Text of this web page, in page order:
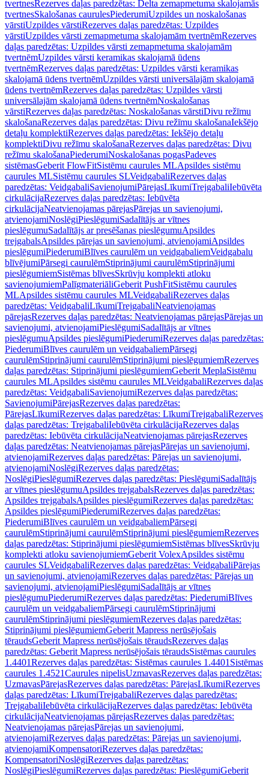
tvertnesRezerves daļas paredzētas: Delta zemapmetuma skalojamās
tvertnesSkalošanas caurulesPiederumiUzpildes un noskalošanas
vārstiUzpildes vārstiRezerves daļas paredzētas: Uzpildes
vārstiUzpildes vārsti zemapmetuma skalojamām tvertnēmRezerves
daļas paredzētas: Uzpildes vārsti zemapmetuma skalojamām
tvertnēmUzpildes vārsti keramikas skalojamā ūdens
tvertnēmRezerves daļas paredzētas: Uzpildes vārsti keramikas
skalojamā ūdens tvertnēmUzpildes vārsti universālajām skalojamā
ūdens tvertnēmRezerves daļas paredzētas: Uzpildes vārsti
universālajām skalojamā ūdens tvertnēmNoskalošanas
vārstiRezerves daļas paredzētas: Noskalošanas vārstiDivu režīmu
skalošanaRezerves daļas paredzētas: Divu režīmu skalošanaIekšējo
detaļu komplektiRezerves daļas paredzētas: Iekšējo detaļu
komplektiDivu režīmu skalošanaRezerves daļas paredzētas: Divu
režīmu skalošanaPiederumiNoskalošanas pogasPadeves
sistēmasGeberit FlowFitSistēmu caurules MLApsildes sistēmu
caurules MLSistēmu caurules SLVeidgabaliRezerves daļas
paredzētas: VeidgabaliSavienojumiPārejasLīkumiTrejgabaliIebūvēta
cirkulācijaRezerves daļas paredzētas: Iebūvēta
cirkulācijaNeatvienojamas pārejasPārejas un savienojumi,
atvienojamiNoslēgiPieslēgumiSadalītājs ar vītnes
pieslēgumuSadalītājs ar presēšanas pieslēgumuApsildes
trejgabalsApsildes pārejas un savienojumi, atvienojamiApsildes
pieslēgumiPiederumiBlīves caurulēm un veidgabaliemVeidgabalu
blīvējumiPārsegi caurulēmStiprinājumi caurulēmStiprinājumi
pieslēgumiemSistēmas blīvesSkrūvju komplekti atloku
savienojumiemPalīgmateriāliGeberit PushFitSistēmu caurules
MLApsildes sistēmu caurules MLVeidgabaliRezerves daļas
paredzētas: VeidgabaliLīkumiTrejgabaliNeatvienojamas
pārejasRezerves daļas paredzētas: Neatvienojamas pārejasPārejas un
savienojumi, atvienojamiPieslēgumiSadalītājs ar vītnes
pieslēgumuApsildes pieslēgumiPiederumiRezerves daļas paredzētas:
PiederumiBlīves caurulēm un veidgabaliemPārsegi
caurulēmStiprinājumi caurulēmStiprinājumi pieslēgumiemRezerves
daļas paredzētas: Stiprinājumi pieslēgumiemGeberit MeplaSistēmu
caurules MLApsildes sistēmu caurules MLVeidgabaliRezerves daļas
paredzētas: VeidgabaliSavienojumiRezerves daļas paredzētas:
SavienojumiPārejasRezerves daļas paredzētas:
PārejasLīkumiRezerves daļas paredzētas: LīkumiTrejgabaliRezerves
daļas paredzētas: TrejgabaliIebūvēta cirkulācijaRezerves daļas
paredzētas: Iebūvēta cirkulācijaNeatvienojamas pārejasRezerves
daļas paredzētas: Neatvienojamas pārejasPārejas un savienojumi,
atvienojamiRezerves daļas paredzētas: Pārejas un savienojumi,
atvienojamiNoslēgiRezerves daļas paredzētas:
NoslēgiPieslēgumiRezerves daļas paredzētas: PieslēgumiSadalītājs
ar vītnes pieslēgumuApsildes trejgabalsRezerves daļas paredzētas:
Apsildes trejgabalsApsildes pieslēgumiRezerves daļas paredzētas:
Apsildes pieslēgumiPiederumiRezerves daļas paredzētas:
PiederumiBlīves caurulēm un veidgabaliemPārsegi
caurulēmStiprinājumi caurulēmStiprinājumi pieslēgumiemRezerves
daļas paredzētas: Stiprinājumi pieslēgumiemSistēmas blīvesSkrūvju
komplekti atloku savienojumiemGeberit VolexApsildes sistēmu
caurules SLVeidgabaliRezerves daļas paredzētas: VeidgabaliPārejas
un savienojumi, atvienojamiRezerves daļas paredzētas: Pārejas un
savienojumi, atvienojamiPieslēgumiSadalītājs ar vītnes
pieslēgumuPiederumiRezerves daļas paredzētas: PiederumiBlīves
caurulēm un veidgabaliemPārsegi caurulēmStiprinājumi
caurulēmStiprinājumi pieslēgumiemRezerves daļas paredzētas:
Stiprinājumi pieslēgumiemGeberit Mapress nerūsējošais
tēraudsGeberit Mapress nerūsējošais tēraudsRezerves daļas
paredzētas: Geberit Mapress nerūsējošais tēraudsSistēmas caurules
1.4401Rezerves daļas paredzētas: Sistēmas caurules 1.4401 Sistēmas
caurules 1.4521Caurules nipelisUzmavasRezerves daļas paredzētas:
UzmavasPārejasRezerves daļas paredzētas: PārejasLīkumiRezerves
daļas paredzētas: LīkumiTrejgabaliRezerves daļas paredzētas:
TrejgabaliIebūvēta cirkulācijaRezerves daļas paredzētas: Iebūvēta
cirkulācijaNeatvienojamas pārejasRezerves daļas paredzētas:
Neatvienojamas pārejasPārejas un savienojumi,
atvienojamiRezerves daļas paredzētas: Pārejas un savienojumi,
atvienojamiKompensatoriRezerves daļas paredzētas:
KompensatoriNoslēgiRezerves daļas paredzētas:
NoslēgiPieslēgumiRezerves daļas paredzētas: PieslēgumiGeberit